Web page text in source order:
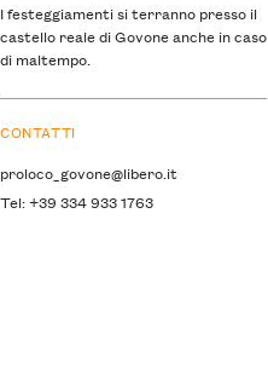
I festeggiamenti si terranno presso il
castello reale di Govone anche in caso
di maltempo.
CONTATTI
proloco_govone@libero.it
Tel: +39 334 933 1763